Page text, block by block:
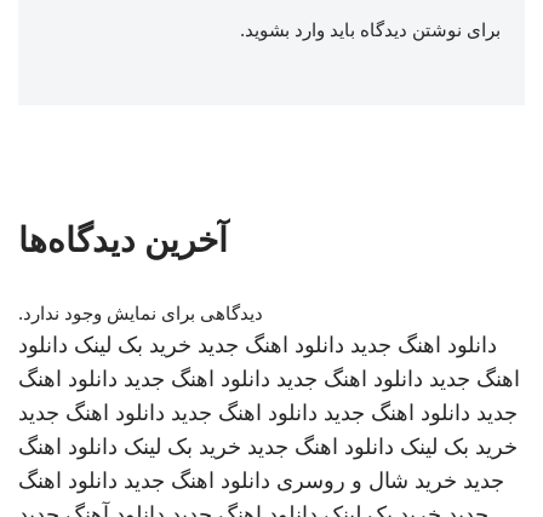
برای نوشتن دیدگاه باید وارد بشوید.
آخرین دیدگاه‌ها
دیدگاهی برای نمایش وجود ندارد.
دانلود اهنگ جدید دانلود اهنگ جدید خرید بک لینک دانلود
اهنگ جدید دانلود اهنگ جدید دانلود اهنگ جدید دانلود اهنگ
جدید دانلود اهنگ جدید دانلود اهنگ جدید دانلود اهنگ جدید
خرید بک لینک دانلود اهنگ جدید خرید بک لینک دانلود اهنگ
جدید خرید شال و روسری دانلود اهنگ جدید دانلود اهنگ